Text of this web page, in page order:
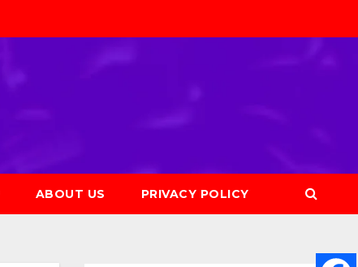
ABOUT US PRIVACY POLICY